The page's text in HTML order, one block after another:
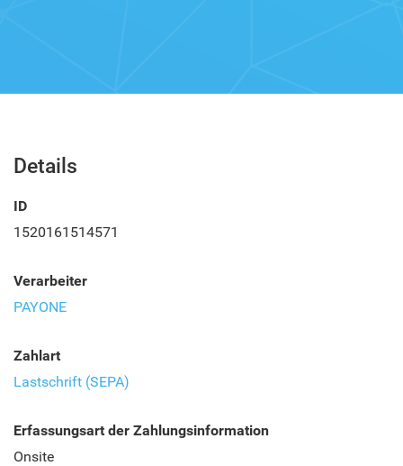
Details
ID
1520161514571
Verarbeiter
PAYONE
Zahlart
Lastschrift (SEPA)
Erfassungsart der Zahlungsinformation
Onsite